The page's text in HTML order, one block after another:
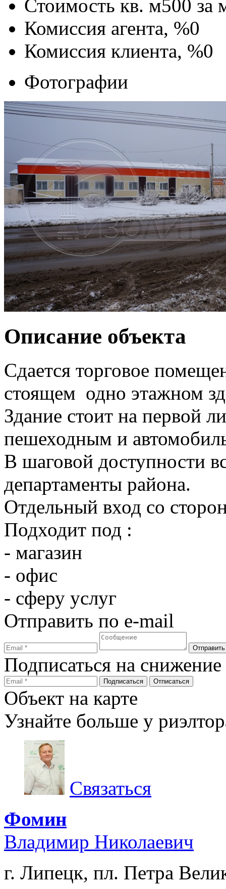
Стоимость кв. м500 за
Комиссия агента, %0
Комиссия клиента, %0
Фотографии
Описание объекта
Сдается торговое
стоящем одно этажном
Здание стоит на первой
пешеходным и
В шаговой доступности
департаменты района.
Отдельный вход со
Подходит под :
- магазин
- офис
- сферу услуг
Отправить по e-mail
Подписаться на
Объект на карте
Узнайте больше у
Связаться
Фомин
Владимир Николаевич
г. Липецк, пл. Петра